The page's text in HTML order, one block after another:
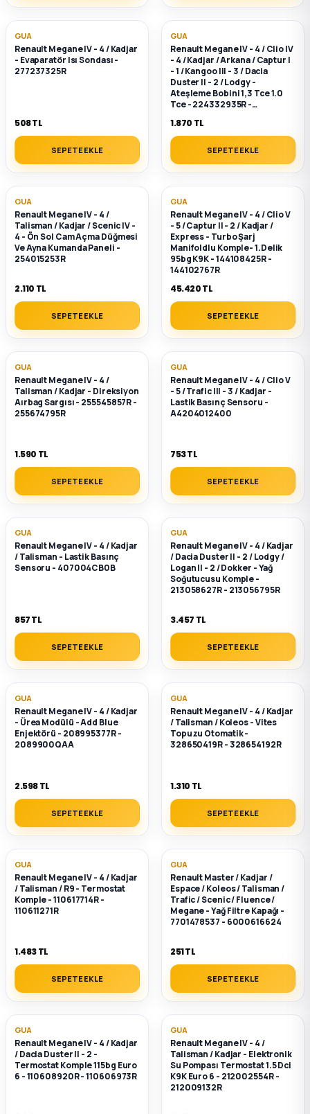
GUA
Renault Megane IV - 4 / Kadjar
- Evaparatör Isı Sondası -
277237325R
508 TL
SEPETE EKLE
GUA
Renault Megane IV - 4 / Clio IV
- 4 / Kadjar / Arkana / Captur I
- 1 / Kangoo III - 3 / Dacia
Duster II - 2 / Lodgy -
Ateşleme Bobini 1,3 Tce 1.0
Tce - 224332935R -
1.870 TL
SEPETE EKLE
GUA
Renault Megane IV - 4 /
Talisman / Kadjar / Scenic IV -
4 - Ön Sol Cam Açma Düğmesi
Ve Ayna Kumanda Paneli -
254015253R
2.110 TL
SEPETE EKLE
GUA
Renault Megane IV - 4 / Clio V
- 5 / Captur II - 2 / Kadjar /
Express - Turbo Şarj
Manifoldlu Komple- 1.Delik
95bg K9K - 144108425R -
144102767R
45.420 TL
SEPETE EKLE
GUA
Renault Megane IV - 4 /
Talisman / Kadjar - Direksiyon
Aırbag Sargısı - 255545857R -
255674795R
1.590 TL
SEPETE EKLE
GUA
Renault Megane IV - 4 / Clio V
- 5 / Trafic III - 3 / Kadjar -
Lastik Basınç Sensoru -
A4204012400
753 TL
SEPETE EKLE
GUA
Renault Megane IV - 4 / Kadjar
/ Talisman - Lastik Basınç
Sensoru - 407004CB0B
857 TL
SEPETE EKLE
GUA
Renault Megane IV - 4 / Kadjar
/ Dacia Duster II - 2 / Lodgy /
Logan II - 2 / Dokker - Yağ
Soğutucusu Komple -
213058627R - 213056795R
3.457 TL
SEPETE EKLE
GUA
Renault Megane IV - 4 / Kadjar
- Ürea Modülü - Add Blue
Enjektörü - 208995377R -
2089900QAA
2.598 TL
SEPETE EKLE
GUA
Renault Megane IV - 4 / Kadjar
/ Talisman / Koleos - Vites
Topuzu Otomatik -
328650419R - 328654192R
1.310 TL
SEPETE EKLE
GUA
Renault Megane IV - 4 / Kadjar
/ Talisman / R9 - Termostat
Komple - 110617714R -
110611271R
1.483 TL
SEPETE EKLE
GUA
Renault Master / Kadjar /
Espace / Koleos / Talisman /
Trafic / Scenic / Fluence /
Megane - Yağ Filtre Kapağı -
7701478537 - 6000616624
251 TL
SEPETE EKLE
GUA
Renault Megane IV - 4 / Kadjar
/ Dacia Duster II - 2 -
Termostat Komple 115bg Euro
6 - 110608920R - 110606973R
GUA
Renault Megane IV - 4 /
Talisman / Kadjar - Elektronik
Su Pompası Termostat 1.5 Dci
K9K Euro 6 - 212002554R -
212009132R